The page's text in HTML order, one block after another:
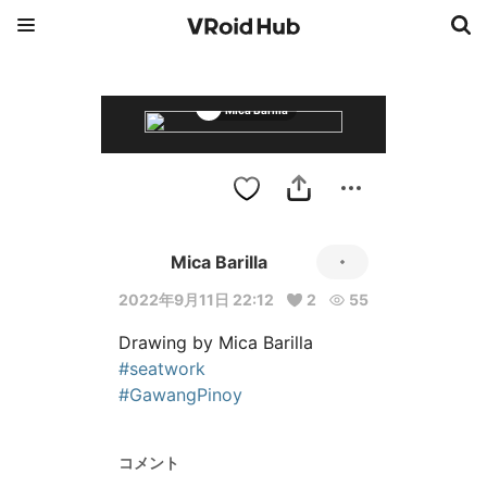
Mica Barilla
Mica Barilla
2022年9月11日 22:12 2 55
#seatwork
#GawangPinoy
コメント